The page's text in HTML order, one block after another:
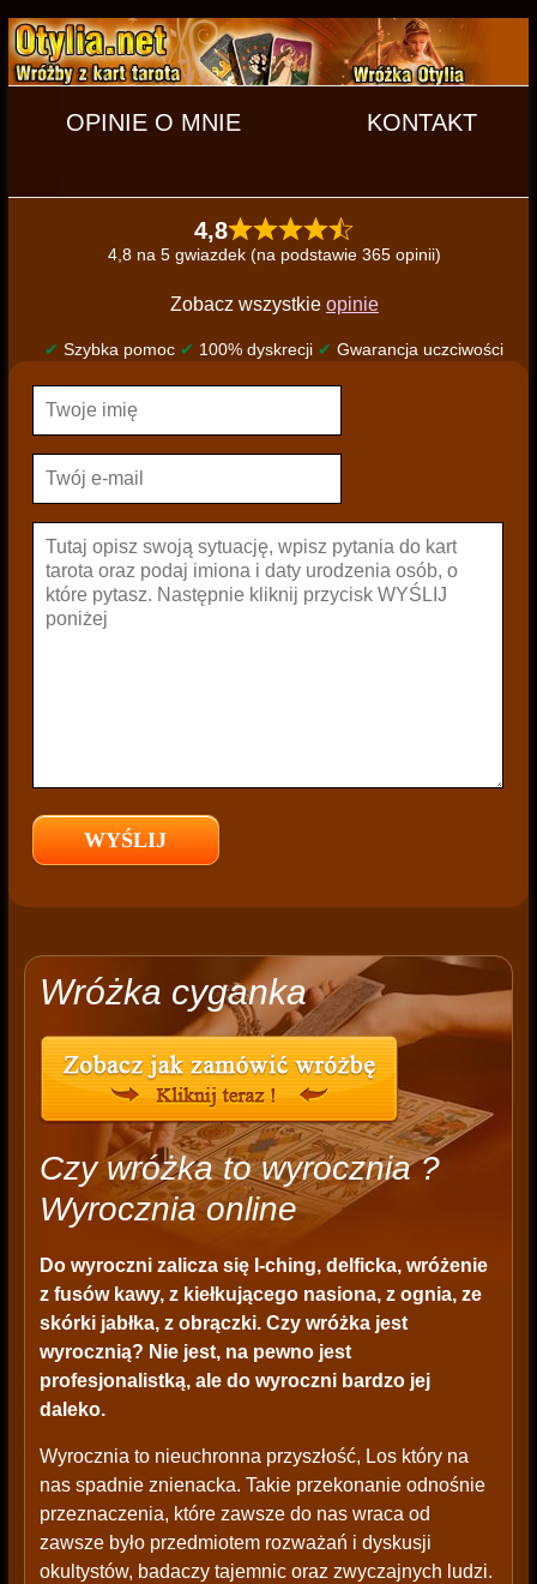
OPINIE O MNIE KONTAKT
4,8
4,8 na 5 gwiazdek (na podstawie 365 opinii)
Zobacz wszystkie opinie
✔ Szybka pomoc ✔ 100% dyskrecji ✔ Gwarancja uczciwości
Wróżka cyganka
Czy wróżka to wyrocznia ?
Wyrocznia online
Do wyroczni zalicza się I-ching, delficka, wróżenie
z fusów kawy, z kiełkującego nasiona, z ognia, ze
skórki jabłka, z obrączki. Czy wróżka jest
wyrocznią? Nie jest, na pewno jest
profesjonalistką, ale do wyroczni bardzo jej
daleko.
Wyrocznia to nieuchronna przyszłość, Los który na
nas spadnie znienacka. Takie przekonanie odnośnie
przeznaczenia, które zawsze do nas wraca od
zawsze było przedmiotem rozważań i dyskusji
okultystów, badaczy tajemnic oraz zwyczajnych ludzi.